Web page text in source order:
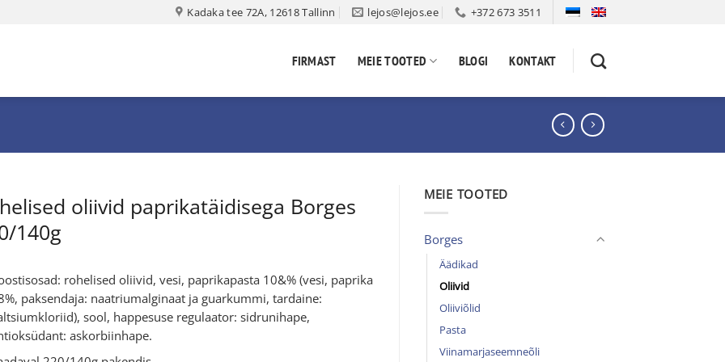
Kadaka tee 72A, 12618 Tallinn lejos@lejos.ee +372 673 3511
FIRMAST MEIE TOOTED BLOGI KONTAKT
oliivid paprikatäidisega Borges
140g
rohelised oliivid, vesi, paprikapasta 10&% (vesi, paprika
paksendaja: naatriumalginaat ja guarkummi, tardaine:
sool, happesuse regulaator: sidrunihape,
askorbiinhape.
MEIE TOOTED
Borges
Äädikad
Oliivid
Oliiviõlid
Pasta
Viinamarjaseemneõli